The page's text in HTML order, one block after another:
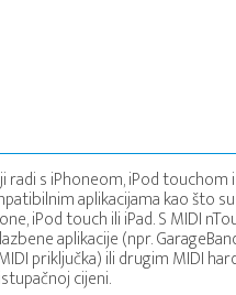
radi s iPhoneom, iPod touchom
aplikacijama kao što
iPod touch ili iPad. S MIDI
aplikacije (npr.
priključka) ili drugim MIDI
cijeni.